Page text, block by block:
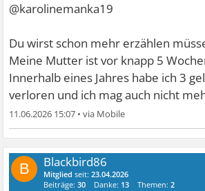
@karolinemanka19
Du wirst schon mehr erzählen
Meine Mutter ist vor knapp 5
Innerhalb eines Jahres habe ich 3
verloren und ich mag auch nicht
11.06.2026 15:07 •
B Blackbird86
Mitglied seit:23.04.2026
Beiträge:30 Danke: 13 Themen:2